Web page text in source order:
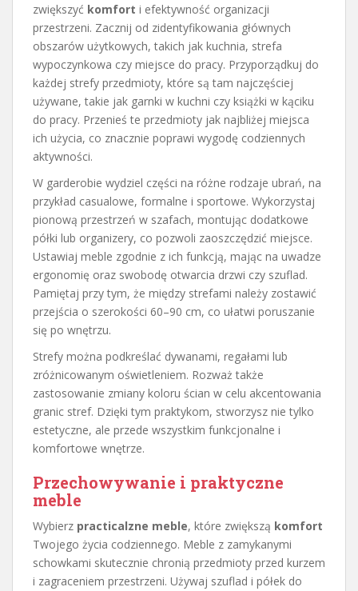
zwiększyć komfort i efektywność organizacji
przestrzeni. Zacznij od zidentyfikowania głównych
obszarów użytkowych, takich jak kuchnia, strefa
wypoczynkowa czy miejsce do pracy. Przyporządkuj do
każdej strefy przedmioty, które są tam najczęściej
używane, takie jak garnki w kuchni czy książki w kąciku
do pracy. Przenieś te przedmioty jak najbliżej miejsca
ich użycia, co znacznie poprawi wygodę codziennych
aktywności.
W garderobie wydziel części na różne rodzaje ubrań, na
przykład casualowe, formalne i sportowe. Wykorzystaj
pionową przestrzeń w szafach, montując dodatkowe
półki lub organizery, co pozwoli zaoszczędzić miejsce.
Ustawiaj meble zgodnie z ich funkcją, mając na uwadze
ergonomię oraz swobodę otwarcia drzwi czy szuflad.
Pamiętaj przy tym, że między strefami należy zostawić
przejścia o szerokości 60–90 cm, co ułatwi poruszanie
się po wnętrzu.
Strefy można podkreślać dywanami, regałami lub
zróżnicowanym oświetleniem. Rozważ także
zastosowanie zmiany koloru ścian w celu akcentowania
granic stref. Dzięki tym praktykom, stworzysz nie tylko
estetyczne, ale przede wszystkim funkcjonalne i
komfortowe wnętrze.
Przechowywanie i praktyczne
meble
Wybierz practicalzne meble, które zwiększą komfort
Twojego życia codziennego. Meble z zamykanymi
schowkami skutecznie chronią przedmioty przed kurzem
i zagraceniem przestrzeni. Używaj szuflad i półek do